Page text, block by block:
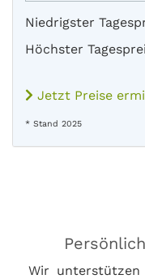
Niedrigster
Höchster
Jetzt Preise
* Stand 2025
Wir unterstützen